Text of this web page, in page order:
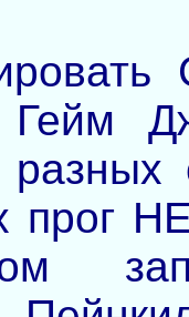
Гейм
прог